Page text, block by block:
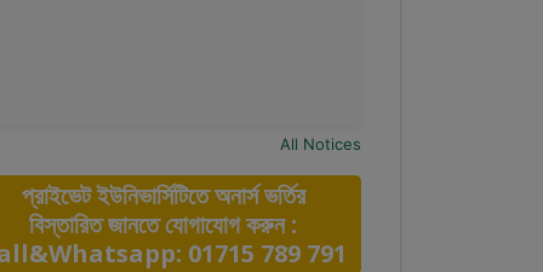
All Notices
প্রাইভেট ইউনিভার্সিটিতে অনার্স ভর্তির
বিস্তারিত জানতে যোগাযোগ করুন :
01715 789 791